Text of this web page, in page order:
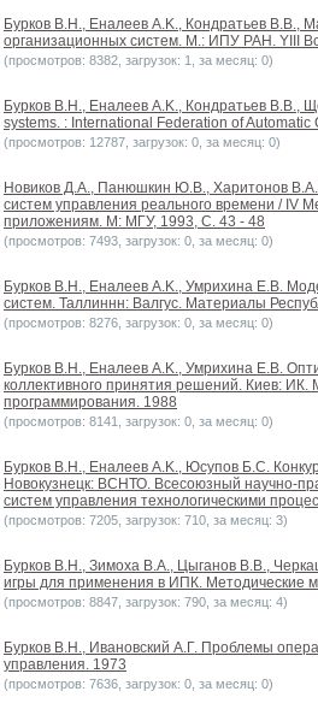
Бурков B.H., Еналеев A.K., Кондратьев
организационных систем. М.: ИПУ РАН. YIII
(просмотров: 8382, загрузок: 1, за месяц: 0)
Бурков B.H., Еналеев A.K., Кондратьев В.В.,
systems. : International Federation of
(просмотров: 12787, загрузок: 0, за месяц: 0)
Новиков Д.А., Панюшкин Ю.В., Харитонов В.А.
систем управления реального времени / IV
приложениям. М: МГУ, 1993, С. 43 - 48
(просмотров: 7493, загрузок: 0, за месяц: 0)
Бурков B.H., Еналеев A.K., Умрихина Е.В.
систем. Таллиннн: Валгус. Материалы
(просмотров: 8276, загрузок: 0, за месяц: 0)
Бурков B.H., Еналеев A.K., Умрихина Е.В.
коллективного принятия решений. Киев: ИК.
программирования. 1988
(просмотров: 8141, загрузок: 0, за месяц: 0)
Бурков B.H., Еналеев A.K., Юсупов Б.С.
Новокузнецк: ВСНТО. Всесоюзный научно-
систем управления технологическими
(просмотров: 7205, загрузок: 710, за месяц: 3)
Бурков B.H., Зимоха В.А., Цыганов В.В.,
игры для применения в ИПК. Методические
(просмотров: 8847, загрузок: 790, за месяц: 4)
Бурков B.H., Ивановский А.Г. Проблемы
управления. 1973
(просмотров: 7636, загрузок: 0, за месяц: 0)